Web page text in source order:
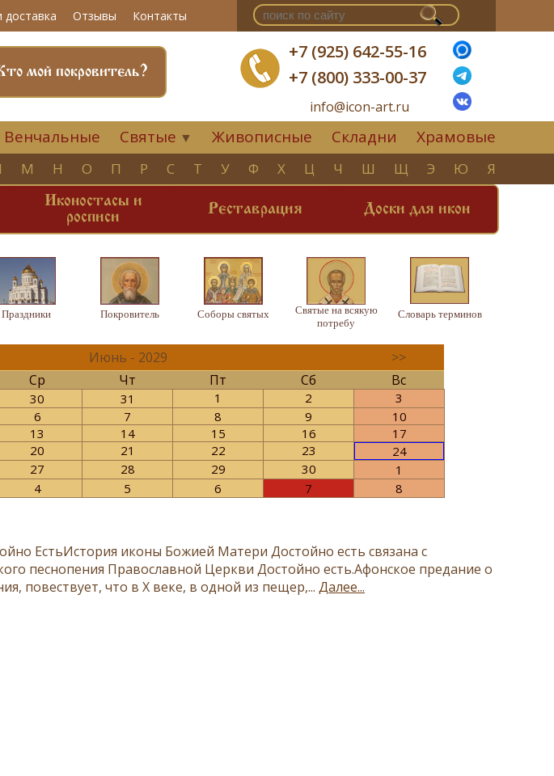
доставка Отзывы Контакты
+7 (925) 642-55-16
+7 (800) 333-00-37
info@icon-art.ru
мой покровитель?
Венчальные Святые ▼ Живописные Складни Храмовые
М Н О П Р С Т У Ф Х Ц Ч Ш Щ Э Ю Я
Иконостасы и
росписи
Реставрация Доски для икон
Праздники Покровитель Соборы святых
Святые на всякую
потребу
Словарь терминов
Июнь - 2029
>>
Ср Чт Пт Сб Вс
30 31 1 2
3
6 7 8 9
10
13 14 15 16
17
20 21 22 23
24
27 28 29 30
1
4 5 6 7 8
ЕстьИстория иконы Божией Матери Достойно есть связана с
песнопения Православной Церкви Достойно есть.Афонское предание о
повествует, что в Х веке, в одной из пещер,... Далее...